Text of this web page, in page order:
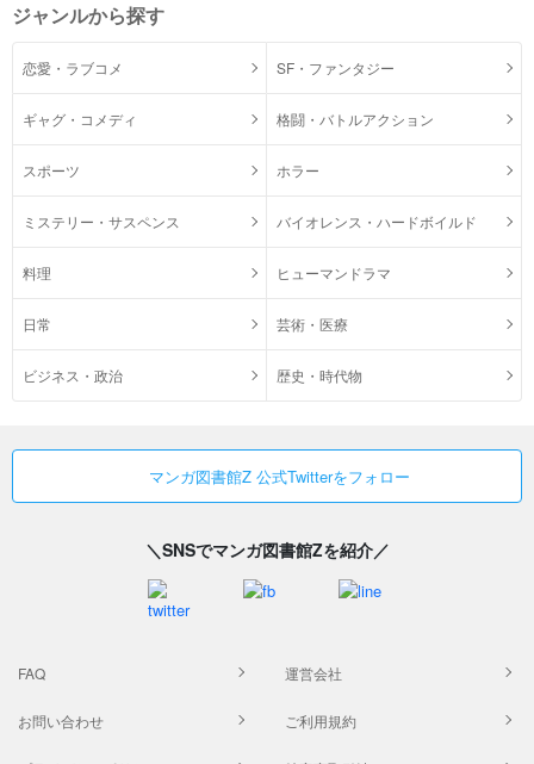
ジャンルから探す
恋愛・ラブコメ SF・ファンタジー
ギャグ・コメディ 格闘・バトルアクション
スポーツ ホラー
ミステリー・サスペンス バイオレンス・ハードボイルド
料理 ヒューマンドラマ
日常 芸術・医療
ビジネス・政治 歴史・時代物
マンガ図書館Z 公式Twitterをフォロー
＼SNSでマンガ図書館Zを紹介／
FAQ 運営会社
お問い合わせ ご利用規約